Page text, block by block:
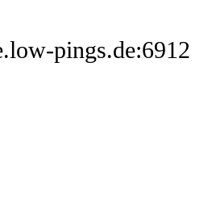
pings.de:6912